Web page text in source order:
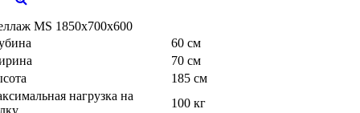
MS 1850х700х600
60 см
70 см
185 см
нагрузка на
100 кг